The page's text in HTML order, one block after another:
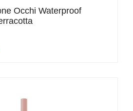
Occhi Waterproof